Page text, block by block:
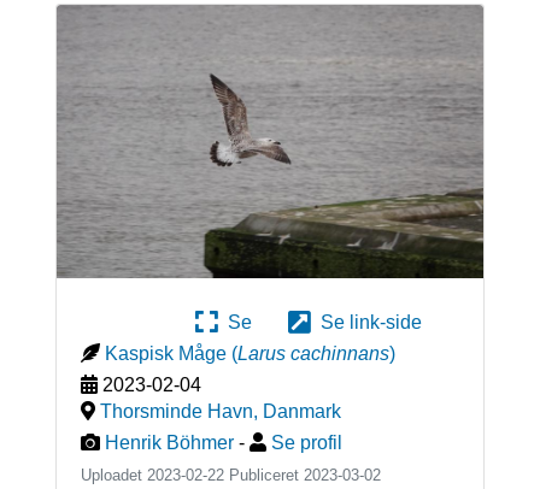
Se
Se link-side
Kaspisk Måge (Larus cachinnans)
2023-02-04
Thorsminde Havn, Danmark
Henrik Böhmer - Se profil
Uploadet 2023-02-22 Publiceret 2023-03-02